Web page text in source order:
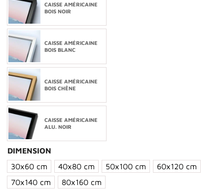
CAISSE AMÉRICAINE
BOIS NOIR
CAISSE AMÉRICAINE
BOIS BLANC
CAISSE AMÉRICAINE
BOIS CHÊNE
CAISSE AMÉRICAINE
ALU. NOIR
DIMENSION
30x60 cm
40x80 cm 50x100 cm
60x120 cm
70x140 cm
80x160 cm